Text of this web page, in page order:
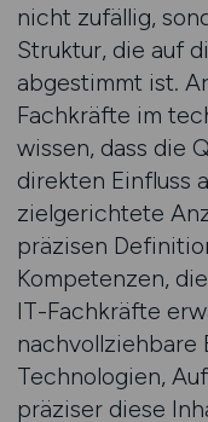
nicht zufällig,
Struktur, die auf
abgestimmt ist.
Fachkräfte im
wissen, dass die
direkten Einfluss
zielgerichtete
präzisen
Kompetenzen,
IT-Fachkräfte
nachvollziehbare
Technologien,
präziser diese